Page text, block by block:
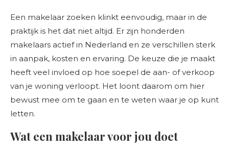
Een makelaar zoeken klinkt eenvoudig, maar in de
praktijk is het dat niet altijd. Er zijn honderden
makelaars actief in Nederland en ze verschillen sterk
in aanpak, kosten en ervaring. De keuze die je maakt
heeft veel invloed op hoe soepel de aan- of verkoop
van je woning verloopt. Het loont daarom om hier
bewust mee om te gaan en te weten waar je op kunt
letten.
Wat een makelaar voor jou doet